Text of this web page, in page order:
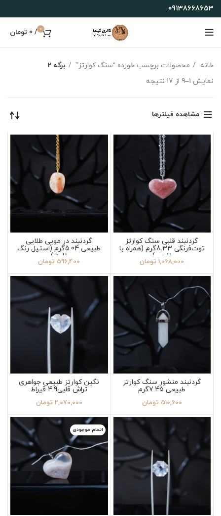
09138668653
0
/
0 تومان
خانه محصولات برچسب خورده “سنگ کوارتز”
برگه 2
نمایش 1–9 از 17 نتیجه
مشاهده فیلترها
گردنبند قلبی سنگ کوارتز
توت‌فرنگی 8.33گرم (همراه با
زنجیر)
1,068,000 تومان
گردنبند در مویی طلایی
طبیعی 5.04گرم (استیل رنگ
ثابت)
596,400 تومان
گردنبند منشور سنگ کوارتز
طبیعی 7.45گرم
510,600 تومان
نگین کوارتز طبیعی جواهری
تراش قلبی4.9 قیراط
2,070,000 تومان
اتمام موجودی